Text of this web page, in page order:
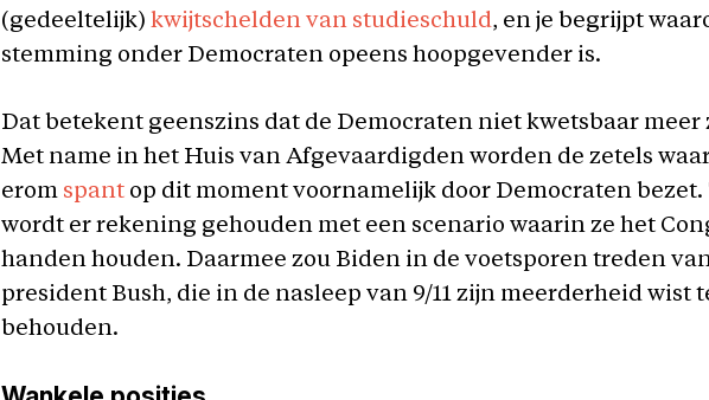
(gedeeltelijk) kwijtschelden van studieschuld, en je begrijpt
stemming onder Democraten opeens hoopgevender is.
Dat betekent geenszins dat de Democraten niet kwetsbaar meer
Met name in het Huis van Afgevaardigden worden de zetels
erom spant op dit moment voornamelijk door Democraten bezet.
wordt er rekening gehouden met een scenario waarin ze het
handen houden. Daarmee zou Biden in de voetsporen treden
president Bush, die in de nasleep van 9/11 zijn meerderheid wist
behouden.